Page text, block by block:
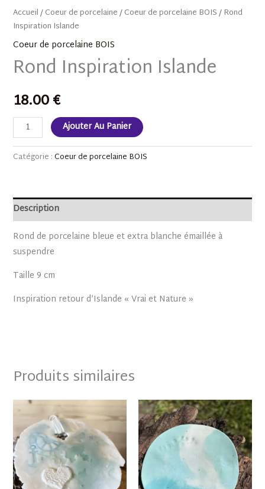
Accueil/Coeur de porcelaine/Coeur de porcelaine BOIS/ Rond
Inspiration Islande
Coeur de porcelaine BOIS
Rond Inspiration Islande
18.00€
Ajouter Au Panier
Catégorie :Coeur de porcelaine BOIS
Description
Rond de porcelaine bleue et extra blanche émaillée à
suspendre
Taille 9 cm
Inspiration retour d’Islande « Vrai et Nature »
Produits similaires